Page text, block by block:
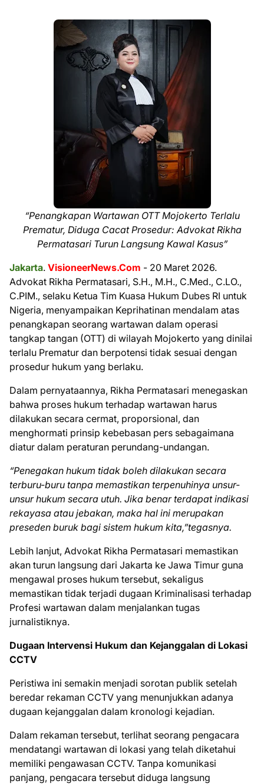
“Penangkapan Wartawan OTT Mojokerto Terlalu
Prematur, Diduga Cacat Prosedur: Advokat Rikha
Permatasari Turun Langsung Kawal Kasus”
Jakarta. VisioneerNews.Com - 20 Maret 2026.
Advokat Rikha Permatasari, S.H., M.H., C.Med., C.LO.,
C.PIM., selaku Ketua Tim Kuasa Hukum Dubes RI untuk
Nigeria, menyampaikan Keprihatinan mendalam atas
penangkapan seorang wartawan dalam operasi
tangkap tangan (OTT) di wilayah Mojokerto yang dinilai
terlalu Prematur dan berpotensi tidak sesuai dengan
prosedur hukum yang berlaku.
Dalam pernyataannya, Rikha Permatasari menegaskan
bahwa proses hukum terhadap wartawan harus
dilakukan secara cermat, proporsional, dan
menghormati prinsip kebebasan pers sebagaimana
diatur dalam peraturan perundang-undangan.
“Penegakan hukum tidak boleh dilakukan secara
terburu-buru tanpa memastikan terpenuhinya unsur-
unsur hukum secara utuh. Jika benar terdapat indikasi
rekayasa atau jebakan, maka hal ini merupakan
preseden buruk bagi sistem hukum kita,”tegasnya.
Lebih lanjut, Advokat Rikha Permatasari memastikan
akan turun langsung dari Jakarta ke Jawa Timur guna
mengawal proses hukum tersebut, sekaligus
memastikan tidak terjadi dugaan Kriminalisasi terhadap
Profesi wartawan dalam menjalankan tugas
jurnalistiknya.
Dugaan Intervensi Hukum dan Kejanggalan di Lokasi
CCTV
Peristiwa ini semakin menjadi sorotan publik setelah
beredar rekaman CCTV yang menunjukkan adanya
dugaan kejanggalan dalam kronologi kejadian.
Dalam rekaman tersebut, terlihat seorang pengacara
mendatangi wartawan di lokasi yang telah diketahui
memiliki pengawasan CCTV. Tanpa komunikasi
panjang, pengacara tersebut diduga langsung